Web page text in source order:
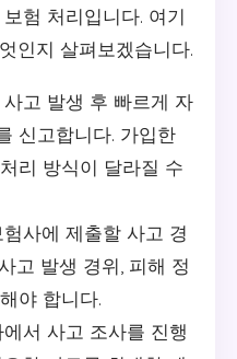
험 처리입니다. 여기
인지 살펴보겠습니다.
사고 발생 후 빠르게 자
신고합니다. 가입한
리 방식이 달라질 수
험사에 제출할 사고 경
고 발생 경위, 피해 정
야 합니다.
에서 사고 조사를 진행